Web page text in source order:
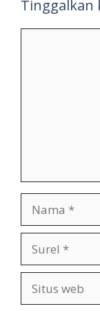
Tinggalkan
web